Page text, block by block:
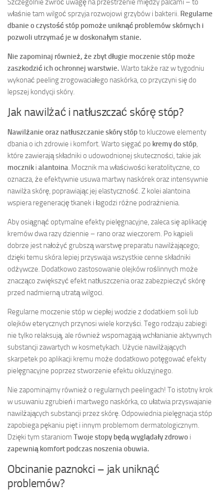
Szczególnie zwróć uwagę na przestrzenie między palcami – to
właśnie tam wilgoć sprzyja rozwojowi grzybów i bakterii. Regularne
dbanie o czystość stóp pomoże uniknąć problemów skórnych i
pozwoli utrzymać je w doskonałym stanie.
Nie zapominaj również, że zbyt długie moczenie stóp może
zaszkodzić ich ochronnej warstwie. Warto także raz w tygodniu
wykonać peeling zrogowaciałego naskórka, co przyczyni się do
lepszej kondycji skóry.
Jak nawilżać i natłuszczać skórę stóp?
Nawilżanie oraz natłuszczanie skóry stópto kluczowe elementy
dbania o ich zdrowie i komfort. Warto sięgać po kremy do stóp,
które zawierają składniki o udowodnionej skuteczności, takie jak
mocznik i alantoina. Mocznik ma właściwości keratolityczne, co
oznacza, że efektywnie usuwa martwy naskórek oraz intensywnie
nawilża skórę, poprawiając jej elastyczność. Z kolei alantoina
wspiera regenerację tkanek i łagodzi różne podrażnienia.
Aby osiągnąć optymalne efekty pielęgnacyjne, zaleca się aplikację
kremów dwa razy dziennie – rano oraz wieczorem. Po kąpieli
dobrze jest nałożyć grubszą warstwę preparatu nawilżającego;
dzięki temu skóra lepiej przyswaja wszystkie cenne składniki
odżywcze. Dodatkowo zastosowanie olejków roślinnych może
znacząco zwiększyć efekt natłuszczenia oraz zabezpieczyć skórę
przed nadmierną utratą wilgoci.
Regularne moczenie stóp w ciepłej wodzie z dodatkiem soli lub
olejków eterycznych przynosi wiele korzyści. Tego rodzaju zabiegi
nie tylko relaksują, ale również wspomagają wchłanianie aktywnych
substancji zawartych w kosmetykach. Użycie nawilżających
skarpetek po aplikacji kremu może dodatkowo potęgować efekty
pielęgnacyjne poprzez stworzenie efektu okluzyjnego.
Nie zapominajmy również o regularnych peelingach! To istotny krok
w usuwaniu zgrubień i martwego naskórka, co ułatwia przyswajanie
nawilżających substancji przez skórę. Odpowiednia pielęgnacja stóp
zapobiega pękaniu pięt i innym problemom dermatologicznym.
Dzięki tym staraniom Twoje stopy będą wyglądały zdrowo i
zapewnią komfort podczas noszenia obuwia.
Obcinanie paznokci – jak uniknąć
problemów?